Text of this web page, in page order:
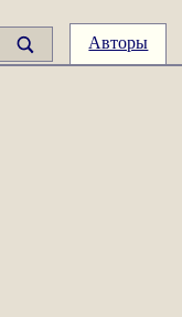
Авторы